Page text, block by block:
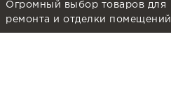
Огромный выбор товаров для
ремонта и отделки помещений